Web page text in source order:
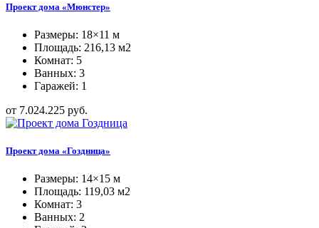
Проект дома «Мюнстер»
Размеры: 18×11 м
Площадь: 216,13 м2
Комнат: 5
Ванных: 3
Гаражей: 1
от 7.024.225 руб.
Проект дома «Гоздница»
Размеры: 14×15 м
Площадь: 119,03 м2
Комнат: 3
Ванных: 2